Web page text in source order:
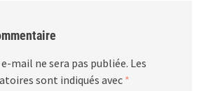
mail ne sera pas publiée. Les
sont indiqués avec *